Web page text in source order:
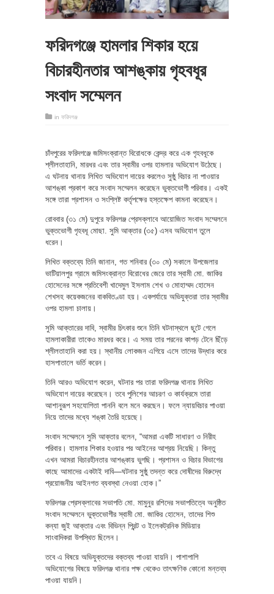
ফরিদগঞ্জে হামলার শিকার হয়ে
বিচারহীনতার আশঙ্কায় গৃহবধূর
সংবাদ সম্মেলন
in ফরিদগঞ্জ
চাঁদপুরের ফরিদগঞ্জে জমিসংক্রান্ত বিরোধকে কেন্দ্র করে এক গৃহবধূকে
শ্লীলতাহানি, মারধর এবং তার স্বামীর ওপর হামলার অভিযোগ উঠেছে।
এ ঘটনায় থানায় লিখিত অভিযোগ দায়ের করলেও সুষ্ঠু বিচার না পাওয়ার
আশঙ্কা প্রকাশ করে সংবাদ সম্মেলন করেছেন ভুক্তভোগী পরিবার। একই
সঙ্গে তারা প্রশাসন ও সংশ্লিষ্ট কর্তৃপক্ষের হস্তক্ষেপ কামনা করেছেন।
রোববার (৩১ মে) দুপুরে ফরিদগঞ্জ প্রেসক্লাবে আয়োজিত সংবাদ সম্মেলনে
ভুক্তভোগী গৃহবধূ মোছা. সুমি আক্তার (৩৫) এসব অভিযোগ তুলে
ধরেন।
লিখিত বক্তব্যে তিনি জানান, গত শনিবার (৩০ মে) সকালে উপজেলার
ভাটিয়ালপুর গ্রামে জমিসংক্রান্ত বিরোধের জেরে তার স্বামী মো. জাকির
হোসেনের সঙ্গে প্রতিবেশী খাদেমুল ইসলাম শেখ ও মোহাম্মদ হোসেন
শেখসহ কয়েকজনের বাকবিতণ্ডা হয়। একপর্যায়ে অভিযুক্তরা তার স্বামীর
ওপর হামলা চালায়।
সুমি আক্তারের দাবি, স্বামীর চিৎকার শুনে তিনি ঘটনাস্থলে ছুটে গেলে
হামলাকারীরা তাকেও মারধর করে। এ সময় তার পরনের কাপড় টেনে ছিঁড়ে
শ্লীলতাহানি করা হয়। স্থানীয় লোকজন এগিয়ে এসে তাদের উদ্ধার করে
হাসপাতালে ভর্তি করেন।
তিনি আরও অভিযোগ করেন, ঘটনার পর তারা ফরিদগঞ্জ থানায় লিখিত
অভিযোগ দায়ের করেছেন। তবে পুলিশের আচরণ ও কার্যক্রমে তারা
আশানুরূপ সহযোগিতা পাননি বলে মনে করছেন। ফলে ন্যায়বিচার পাওয়া
নিয়ে তাদের মধ্যে শঙ্কা তৈরি হয়েছে।
সংবাদ সম্মেলনে সুমি আক্তার বলেন, “আমরা একটি সাধারণ ও নিরীহ
পরিবার। হামলার শিকার হওয়ার পর আইনের আশ্রয় নিয়েছি। কিন্তু
এখন আমরা বিচারহীনতার আশঙ্কায় ভুগছি। প্রশাসন ও বিচার বিভাগের
কাছে আমাদের একটাই দাবি—ঘটনার সুষ্ঠু তদন্ত করে দোষীদের বিরুদ্ধে
প্রয়োজনীয় আইনগত ব্যবস্থা নেওয়া হোক।”
ফরিদগঞ্জ প্রেসক্লাবের সভাপতি মো. মামুনুর রশিদের সভাপতিত্বে অনুষ্ঠিত
সংবাদ সম্মেলনে ভুক্তভোগীর স্বামী মো. জাকির হোসেন, তাদের শিশু
কন্যা জুই আক্তার এবং বিভিন্ন প্রিন্ট ও ইলেকট্রনিক মিডিয়ার
সাংবাদিকরা উপস্থিত ছিলেন।
তবে এ বিষয়ে অভিযুক্তদের বক্তব্য পাওয়া যায়নি। পাশাপাশি
অভিযোগের বিষয়ে ফরিদগঞ্জ থানার পক্ষ থেকেও তাৎক্ষণিক কোনো মন্তব্য
পাওয়া যায়নি।